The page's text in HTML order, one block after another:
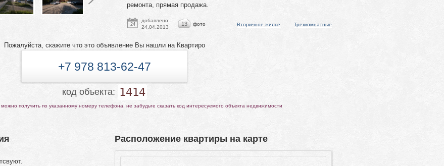
ремонта, прямая продажа.
24
добавлено:
24.04.2013
13 фото Вторичное жилье Трехкомнатные
Пожалуйста, скажите что это объявление Вы нашли на Квартиро
+7 978 813-62-47
код объекта: 1414
получить по указанному номеру телефона, не забудьте сказать код интересуемого объекта недвижимости
Расположение квартиры на карте